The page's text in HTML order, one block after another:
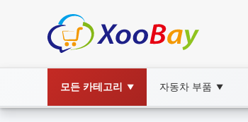
모든 카테고리 ▼ 자동차 부품 ▼